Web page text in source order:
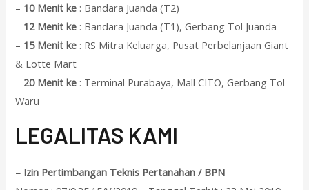
– 10 Menit ke : Bandara Juanda (T2)
– 12 Menit ke : Bandara Juanda (T1), Gerbang Tol Juanda
– 15 Menit ke : RS Mitra Keluarga, Pusat Perbelanjaan Giant
& Lotte Mart
– 20 Menit ke : Terminal Purabaya, Mall CITO, Gerbang Tol
Waru
LEGALITAS KAMI
– Izin Pertimbangan Teknis Pertanahan / BPN